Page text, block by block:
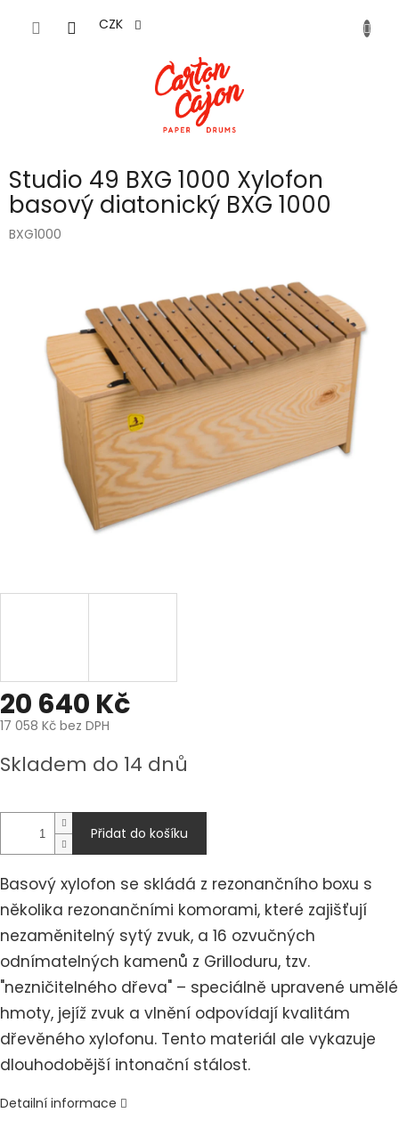
CZK
Studio 49 BXG 1000 Xylofon
basový diatonický BXG 1000
BXG1000
20 640 Kč
17 058 Kč bez DPH
cena:
Skladem do 14 dnů
Přidat do košíku
Basový xylofon se skládá z rezonančního boxu s
několika rezonančními komorami, které zajišťují
nezaměnitelný sytý zvuk, a 16 ozvučných
odnímatelných kamenů z Grilloduru, tzv.
"nezničitelného dřeva" – speciálně upravené umělé
hmoty, jejíž zvuk a vlnění odpovídají kvalitám
dřevěného xylofonu. Tento materiál ale vykazuje
dlouhodobější intonační stálost.
Detailní informace